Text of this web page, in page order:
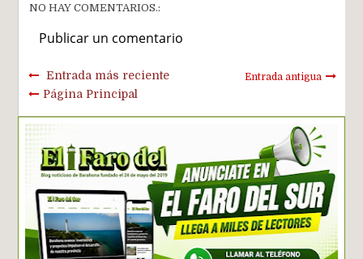
NO HAY COMENTARIOS.:
Publicar un comentario
Entrada más reciente Entrada antigua
Página Principal